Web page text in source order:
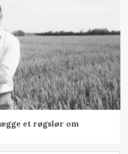
et røgslør om